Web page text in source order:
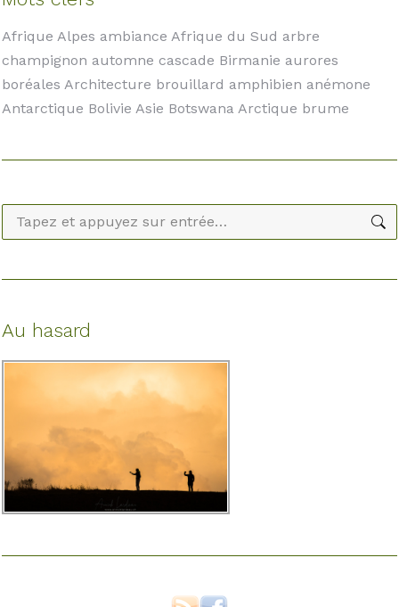
Afrique Alpes ambiance Afrique du Sud arbre
champignon automne cascade Birmanie aurores
boréales Architecture brouillard amphibien anémone
Antarctique Bolivie Asie Botswana Arctique brume
Recherche
:
Au hasard